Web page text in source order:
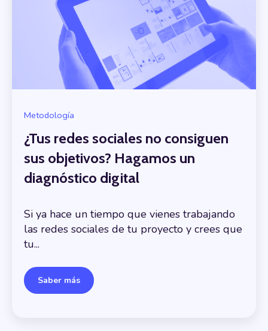
Metodología
¿Tus redes sociales no consiguen
sus objetivos? Hagamos un
diagnóstico digital
Si ya hace un tiempo que vienes trabajando
las redes sociales de tu proyecto y crees que
tu...
Saber más